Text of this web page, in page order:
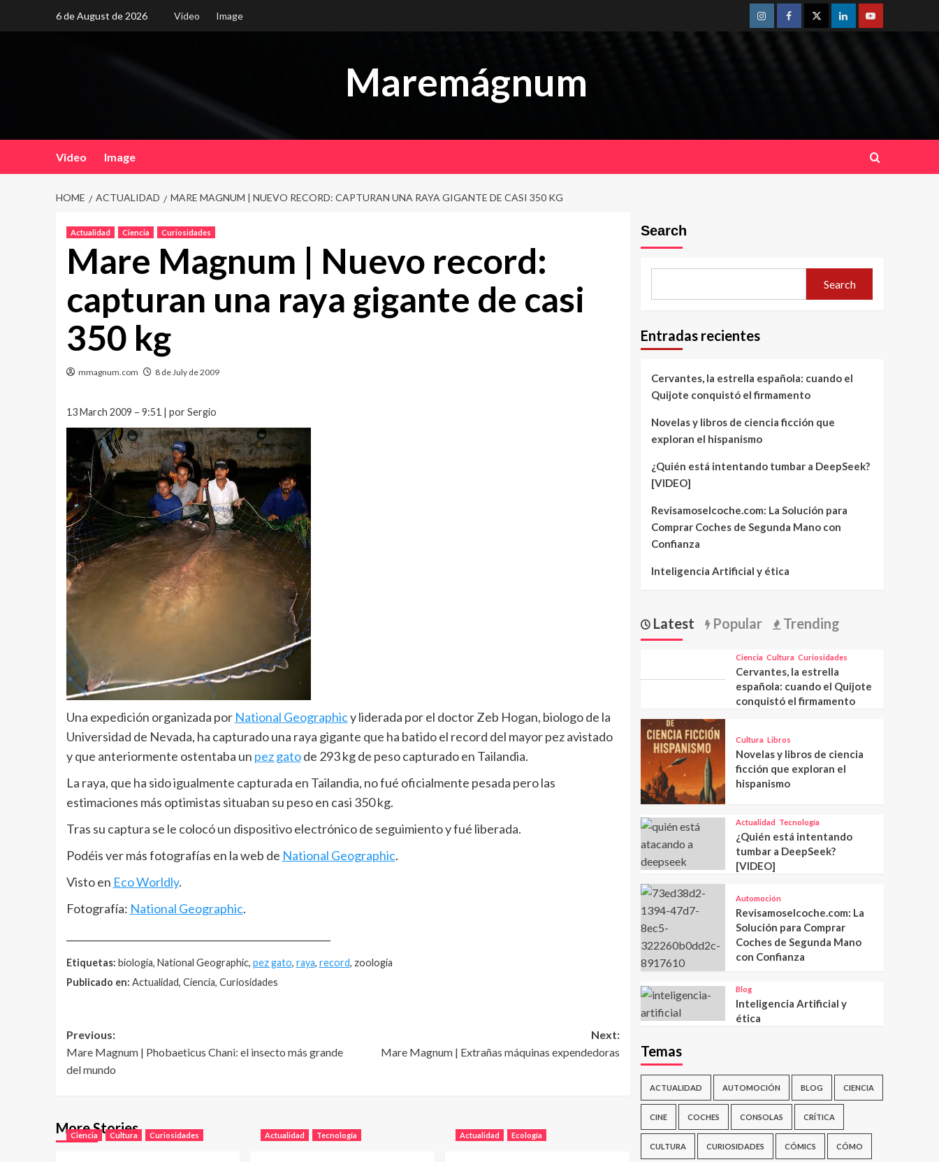
6 de August de 2026 Video Image
InstagramFacebookTwitterLinkedinYoutube
Maremágnum
Video Image
HOME ACTUALIDAD MARE MAGNUM | NUEVO RECORD: CAPTURAN UNA RAYA GIGANTE DE CASI 350 KG
Actualidad Ciencia Curiosidades
Mare Magnum | Nuevo record:
capturan una raya gigante de casi
350 kg
mmagnum.com 8 de July de 2009
13 March 2009 – 9:51 | por Sergio
Una expedición organizada por National Geographicy liderada por el doctor Zeb Hogan, biologo de la
Universidad de Nevada, ha capturado una raya gigante que ha batido el record del mayor pez avistado
y que anteriormente ostentaba un pez gatode 293 kg de peso capturado en Tailandia.
La raya, que ha sido igualmente capturada en Tailandia, no fué oficialmente pesada pero las
estimaciones más optimistas situaban su peso en casi 350 kg.
Tras su captura se le colocó un dispositivo electrónico de seguimiento y fué liberada.
Podéis ver más fotografías en la web de National Geographic.
Visto en Eco Worldly.
Fotografía: National Geographic.
Etiquetas: biología, National Geographic, pez gato, raya, record, zoología
Publicado en: Actualidad, Ciencia, Curiosidades
Post
navigation
Previous:
Mare Magnum | Phobaeticus Chani: el insecto más grande
del mundo
Next:
Mare Magnum | Extrañas máquinas expendedoras
More Stories
Ciencia Cultura Curiosidades Actualidad Tecnología Actualidad Ecología
Search
Search
Entradas recientes
Cervantes, la estrella española: cuando el
Quijote conquistó el firmamento
Novelas y libros de ciencia ficción que
exploran el hispanismo
¿Quién está intentando tumbar a DeepSeek?
[VIDEO]
Revisamoselcoche.com: La Solución para
Comprar Coches de Segunda Mano con
Confianza
Inteligencia Artificial y ética
Latest Popular Trending
Ciencia Cultura Curiosidades
Cervantes, la estrella
española: cuando el Quijote
conquistó el firmamento
Cultura Libros
Novelas y libros de ciencia
ficción que exploran el
hispanismo
Actualidad Tecnología
¿Quién está intentando
tumbar a DeepSeek?
[VIDEO]
Automoción
Revisamoselcoche.com: La
Solución para Comprar
Coches de Segunda Mano
con Confianza
Blog
Inteligencia Artificial y
ética
Temas
ACTUALIDAD AUTOMOCIÓN BLOG CIENCIA
CINE COCHES CONSOLAS CRÍTICA
CULTURA CURIOSIDADES CÓMICS CÓMO